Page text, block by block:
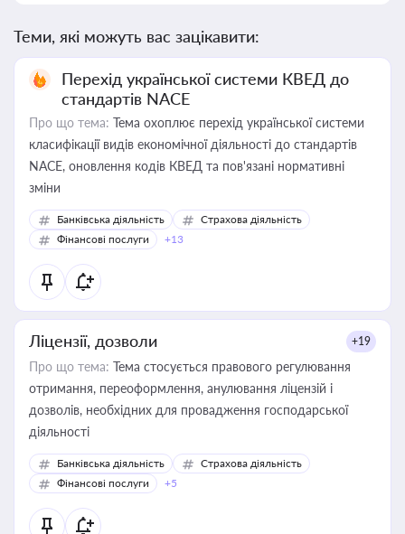
Теми, які можуть вас зацікавити:
Перехід української системи КВЕД до
стандартів NACE
Про що тема: Тема охоплює перехід української системи
класифікації видів економічної діяльності до стандартів
NACE, оновлення кодів КВЕД та пов'язані нормативні
зміни
Банківська діяльність
Страхова діяльність
Фінансові послуги
+13
Ліцензії, дозволи +19
Про що тема: Тема стосується правового регулювання
отримання, переоформлення, анулювання ліцензій і
дозволів, необхідних для провадження господарської
діяльності
Банківська діяльність
Страхова діяльність
Фінансові послуги
+5